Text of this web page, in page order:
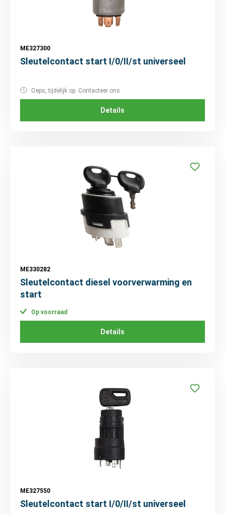
ME327300
Sleutelcontact start I/0/II/st universeel
Oeps, tijdelijk op. Contacteer ons.
Details
ME330282
Sleutelcontact diesel voorverwarming en
start
Op voorraad
Details
ME327550
Sleutelcontact start I/0/II/st universeel